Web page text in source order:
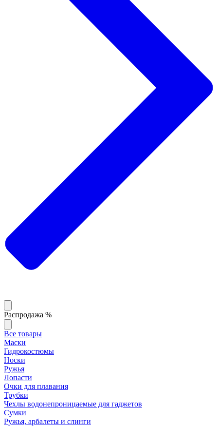
Распродажа %
Все товары
Маски
Гидрокостюмы
Носки
Ружья
Лопасти
Очки для плавания
Трубки
Чехлы водонепроницаемые для гаджетов
Сумки
Ружья, арбалеты и слинги